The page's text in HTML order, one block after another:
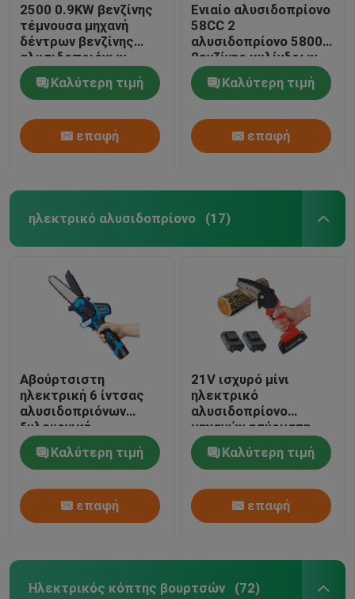
2500 0.9KW βενζίνης
τέμνουσα μηχανή
δέντρων βενζίνης
αλυσιδοπριόνων
25.4cc μικρή
Καλύτερη τιμή
επαφή
Ενιαίο αλυσιδοπρίονο
58CC 2
αλυσιδοπρίονο 5800
βενζίνης κυλίνδρων
2.3KW κτυπήματος
Καλύτερη τιμή
επαφή
ηλεκτρικό αλυσιδοπρίονο (17)
Αβούρτσιστη
ηλεκτρική 6 ίντσας
αλυσιδοπριόνων
ξυλουργική
μπαταριών λι ιονική
Καλύτερη τιμή
επαφή
21V ισχυρό μίνι
ηλεκτρικό
αλυσιδοπρίονο
μηχανών ασύρματη
δύναμη 4 ίντσας
Καλύτερη τιμή
επαφή
Ηλεκτρικός κόπτης βουρτσών (72)